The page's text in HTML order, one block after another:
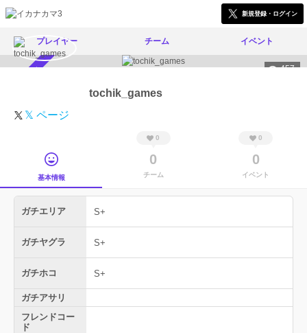
新規登録・ログイン
プレイヤー チーム イベント
457
tochik_games
𝕏 ページ
基本情報
0
0
チーム
0
0
イベント
ガチエリア S+
ガチヤグラ S+
ガチホコ S+
ガチアサリ
フレンドコー
ド